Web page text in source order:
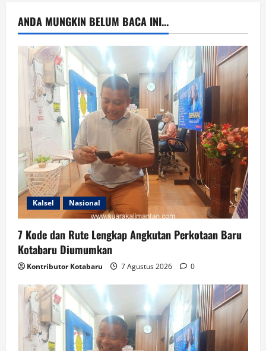
ANDA MUNGKIN BELUM BACA INI...
Kalsel Nasional
7 Kode dan Rute Lengkap Angkutan Perkotaan Baru
Kotabaru Diumumkan
Kontributor Kotabaru 7 Agustus 2026 0